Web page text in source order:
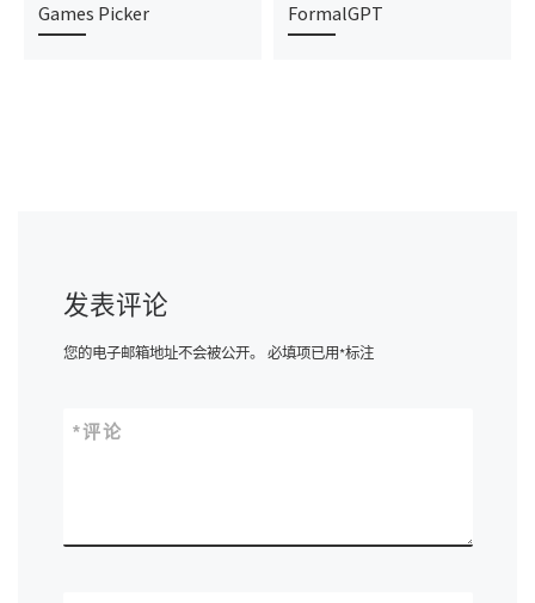
Games Picker FormalGPT
发表评论
您的电子邮箱地址不会被公开。 必填项已用*标注
评论
*